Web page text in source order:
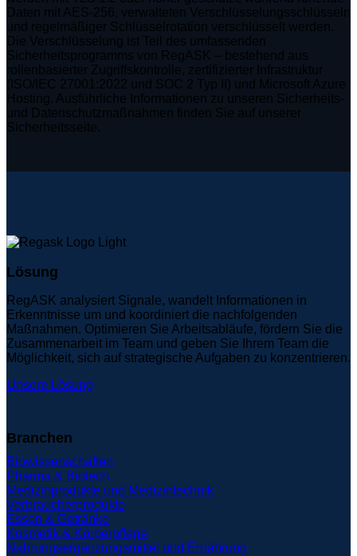
Daten mit AES-256, verwalteten Verschlüsselungsschlüsseln
und regelmäßiger Schlüsselrotation verschlüsselt werden.
Die Verschlüsselung ist Teil des umfassenden
Sicherheitsprogramms von RegASK – bestehend aus
rollenbasierter Zugriffskontrolle, zertifizierter Infrastruktur
(ISO/IEC 27001:2022 und SOC 2 Typ II) und Microsoft Azure
Hosting. Ausführliche Informationen zu unseren Sicherheits-
und Datenschutzmaßnahmen finden Sie auf unserer
Sicherheitsseite.
Lösung
RegASK analysiert Signale, wandelt Informationen in
Erkenntnisse um und koordiniert die nachfolgenden
Maßnahmen. Optimieren Sie Arbeitsabläufe, fördern Sie die
Zusammenarbeit im Team und geben Sie Ihrem Team die
Möglichkeit, sich auf strategische Aufgaben zu konzentrieren.
Unsere Lösung
Branchen
Biowissenschaften
Pharma & Biotech
Medizinprodukte und Medizintechnik
Verbraucherprodukte
Essen & Getränke
Kosmetik & Körperpflege
Nahrungsergänzungsmittel und Ernährung